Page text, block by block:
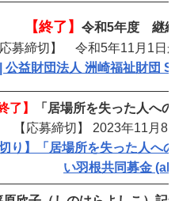
【終了】
令和5年度 継続助
応募締切】 令和5年11月1日か
益財団法人 洲崎福祉財団
了】
「居場所を失った人への
【応募締切】 2023年11月8日
り】「居場所を失った人への
い羽根共同募金